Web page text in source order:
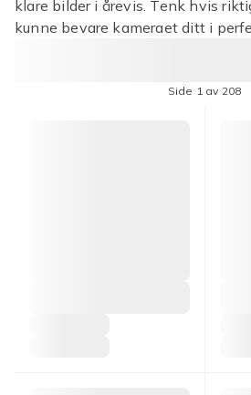
klare bilder i årevis. Tenk hvis
kunne bevare kameraet ditt i
Side 1 av 208